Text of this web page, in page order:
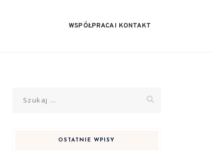
WSPÓŁPRACA I KONTAKT
OSTATNIE WPISY